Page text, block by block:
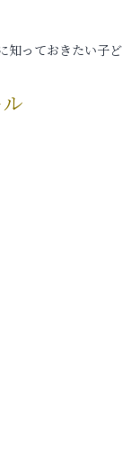
知っておきたい子